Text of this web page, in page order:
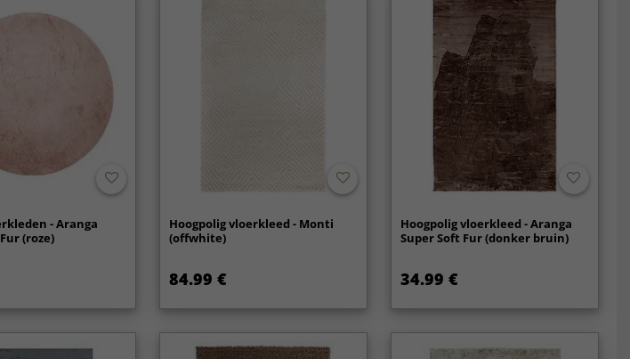
- Aranga
(roze)
Hoogpolig vloerkleed - Monti
(offwhite)
84.99 €
Hoogpolig vloerkleed - Aranga
Super Soft Fur (donker bruin)
34.99 €